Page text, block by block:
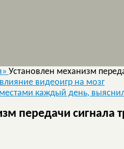
Установлен механизм
видеоигр на мозг
каждый день,
передачи сигнала